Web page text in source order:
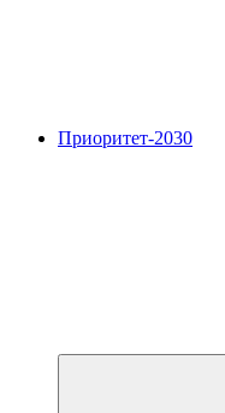
Приоритет-2030